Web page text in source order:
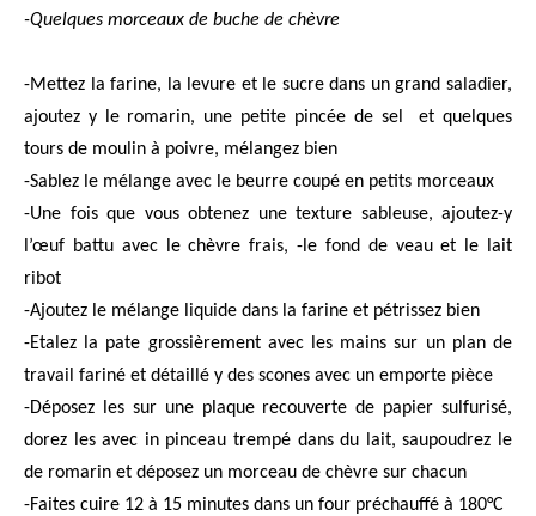
-Quelques morceaux de buche de chèvre
-Mettez la farine, la levure et le sucre dans un grand saladier,
ajoutez y le romarin, une petite pincée de sel
et quelques
tours de moulin à poivre, mélangez bien
-Sablez le mélange avec le beurre coupé en petits morceaux
-Une fois que vous obtenez une texture sableuse, ajoutez-y
l’œuf battu avec le chèvre frais, -le fond de veau et le lait
ribot
-Ajoutez le mélange liquide dans la farine et pétrissez bien
-Etalez la pate grossièrement avec les mains sur un plan de
travail fariné et détaillé y des scones avec un emporte pièce
-Déposez les sur une plaque recouverte de papier sulfurisé,
dorez les avec in pinceau trempé dans du lait, saupoudrez le
de romarin et déposez un morceau de chèvre sur chacun
-Faites cuire 12 à 15 minutes dans un four préchauffé à 180°C